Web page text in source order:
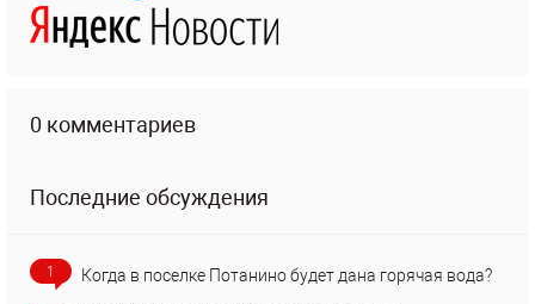
0 комментариев
Последние обсуждения
1 Когда в поселке Потанино будет дана горячая вода?